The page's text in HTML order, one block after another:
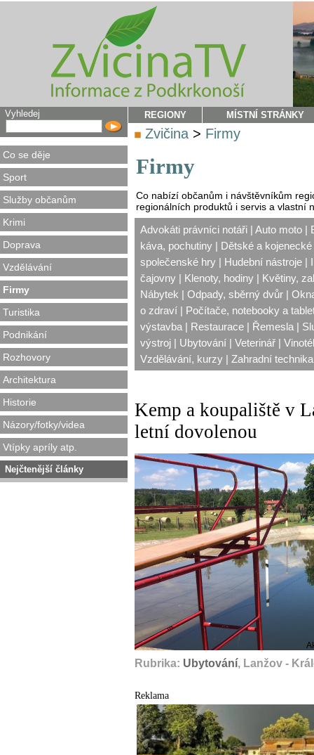
Vyhledej
Co se děje
Sport
Služby občanům
Krimi
Doprava
Vzdělávání
Firmy
Turistika
Podnikání
Rozhovory
Architektura
Historie
Názory/fotky/videa
Vtípky apríly atp.
Nejčtenější články
REGIONY MÍSTNÍ STRÁNKY
Zvičina > Firmy
Firmy
Co nabízí občanům i návštěvníkům
regionálních produktů i servis a vlastní
Advokáti právníci notáři | Auto moto |
káva, pochutiny | Dětské a
společenské hry | Hudební nástroje |
čajovny | Klenoty, hodiny | Květiny,
Nábytek | Odpady, sběrný dvůr |
o zdraví | Počítače, notebooky a
výstavba | Restaurace | Řemesla |
výstroj | Ubytování | Veterinář |
Vzdělávání, kurzy | Zahradní
Kemp a koupaliště v
letní dovolenou
Rubrika: Ubytování, Lanžov -
Reklama